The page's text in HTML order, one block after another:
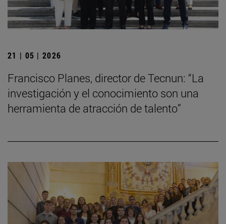
21 | 05 | 2026
Francisco Planes, director de Tecnun: “La
investigación y el conocimiento son una
herramienta de atracción de talento”